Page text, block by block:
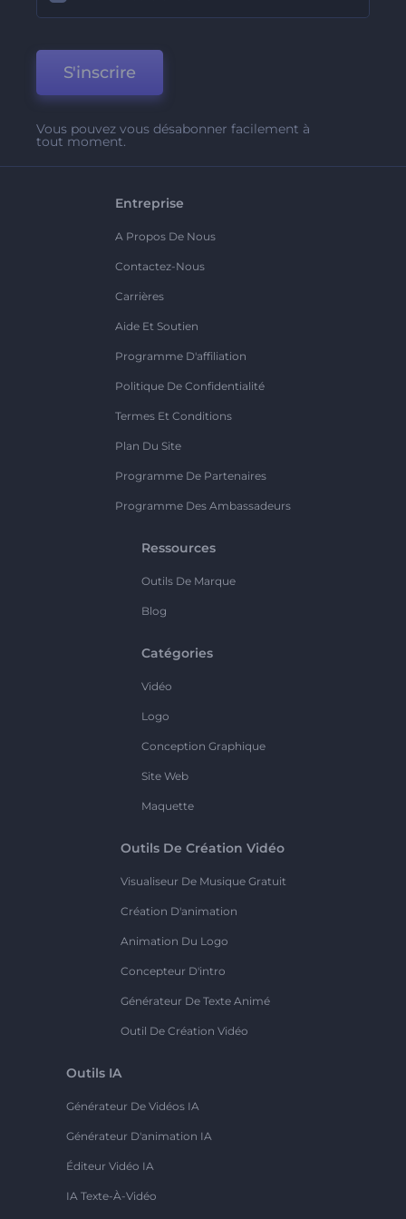
S'inscrire
Vous pouvez vous désabonner facilement à
tout moment.
Entreprise
A Propos De Nous
Contactez-Nous
Carrières
Aide Et Soutien
Programme D'affiliation
Politique De Confidentialité
Termes Et Conditions
Plan Du Site
Programme De Partenaires
Programme Des Ambassadeurs
Ressources
Outils De Marque
Blog
Catégories
Vidéo
Logo
Conception Graphique
Site Web
Maquette
Outils De Création Vidéo
Visualiseur De Musique Gratuit
Création D'animation
Animation Du Logo
Concepteur D'intro
Générateur De Texte Animé
Outil De Création Vidéo
Outils IA
Générateur De Vidéos IA
Générateur D'animation IA
Éditeur Vidéo IA
IA Texte-À-Vidéo